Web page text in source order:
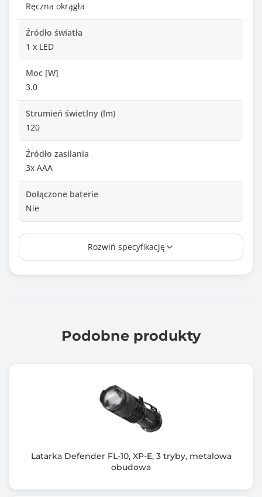
Ręczna okrągła
Źródło światła
1 x LED
Moc [W]
3.0
Strumień świetlny (lm)
120
Źródło zasilania
3x AAA
Dołączone baterie
Nie
Inne cechy szczególne latarki
Kolor obudowy
140x48x48
Wyposażenie dodatkowe
Nie
5 trybów świecenia
Rozwiń specyfikację
Podobne produkty
Latarka Defender FL-10, XP-E, 3 tryby, metalowa
obudowa